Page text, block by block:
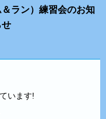
＆ラン）練習会のお知
せ
います!